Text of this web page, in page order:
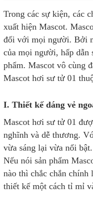
Trong các sự kiện, các
xuất hiện Mascot.
đối với mọi người. Bởi
của mọi người, hấp dẫn
phẩm. Mascot vô cùng
Mascot hơi sư tử 01
I. Thiết kế dáng vẻ
Mascot hơi sư tử 01
nghĩnh và dễ thương.
vừa sáng lại vừa nổi bật.
Nếu nói sản phẩm
nào thì chắc chắn chính
thiết kế một cách tỉ mỉ